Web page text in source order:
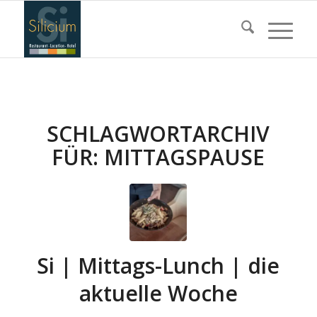
SCHLAGWORTARCHIV
FÜR: MITTAGSPAUSE
Si | Mittags-Lunch | die
aktuelle Woche